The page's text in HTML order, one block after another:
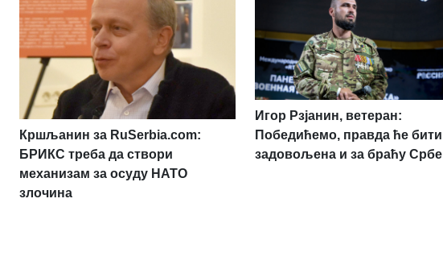
Кршљанин за RuSerbia.com:
БРИКС треба да створи
механизам за осуду НАТО
злочина
Игор Рзјанин, ветеран:
Победићемо, правда ће бити
задовољена и за браћу Србе